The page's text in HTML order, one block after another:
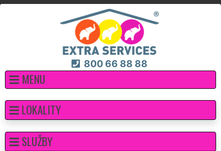
800 66 88 88
MENU
LOKALITY
SLUŽBY